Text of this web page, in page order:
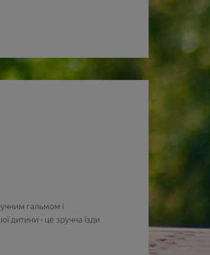
гальмом і
дитини - це зручна їзди